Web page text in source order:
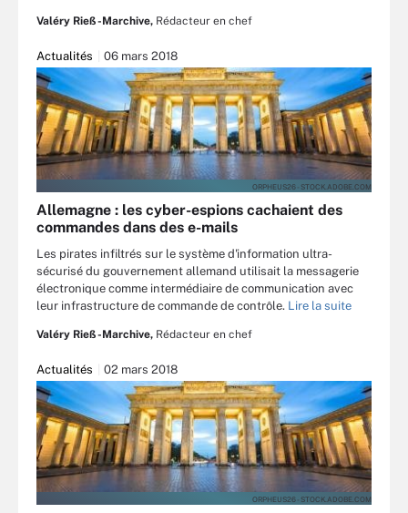
Valéry Rieß-Marchive, Rédacteur en chef
Actualités 06 mars 2018
ORPHEUS26 - STOCK.ADOBE.COM
Allemagne : les cyber-espions cachaient des
commandes dans des e-mails
Les pirates infiltrés sur le système d'information ultra-
sécurisé du gouvernement allemand utilisait la messagerie
électronique comme intermédiaire de communication avec
leur infrastructure de commande de contrôle. Lire la suite
Valéry Rieß-Marchive, Rédacteur en chef
Actualités 02 mars 2018
ORPHEUS26 - STOCK.ADOBE.COM